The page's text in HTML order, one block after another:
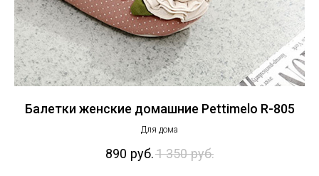
Балетки женские домашние Pettimelo R-805
Для дома
890 руб.1 350 руб.